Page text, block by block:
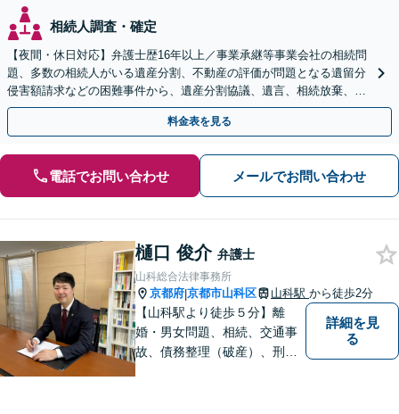
相続人調査・確定
【夜間・休日対応】弁護士歴16年以上／事業承継等事業会社の相続問
題、多数の相続人がいる遺産分割、不動産の評価が問題となる遺留分
侵害額請求などの困難事件から、遺産分割協議、遺言、相続放棄、使
途不明金の調査まで、全般の経験豊富【JR草津駅2分】
料金表を見る
電話でお問い合わせ メールでお問い合わせ
樋口 俊介 弁護士
山科総合法律事務所
京都府|京都市山科区 山科駅 から徒歩2分
【山科駅より徒歩５分】離
婚・男女問題、相続、交通事
故、債務整理（破産）、刑事
詳細を見
る